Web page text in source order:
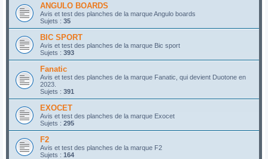
ANGULO BOARDS
Avis et test des planches de la marque Angulo boards
Sujets : 35
BIC SPORT
Avis et test des planches de la marque Bic sport
Sujets : 393
Fanatic
Avis et test des planches de la marque Fanatic, qui devient Duotone en
2023.
Sujets : 391
EXOCET
Avis et test des planches de la marque Exocet
Sujets : 295
F2
Avis et test des planches de la marque F2
Sujets : 164